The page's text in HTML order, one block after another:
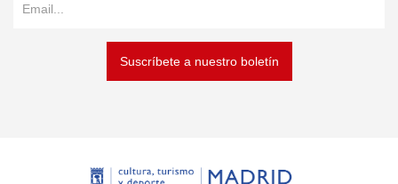
Suscríbete a nuestro boletín